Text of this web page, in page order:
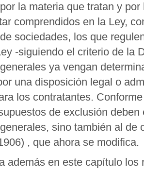
la materia que tratan y
comprendidos en la Ley,
sociedades, los que
-siguiendo el criterio de la
ya vengan
una disposición legal o
los contratantes.
de exclusión
sino también al
, que ahora se modifica.
además en este capítulo